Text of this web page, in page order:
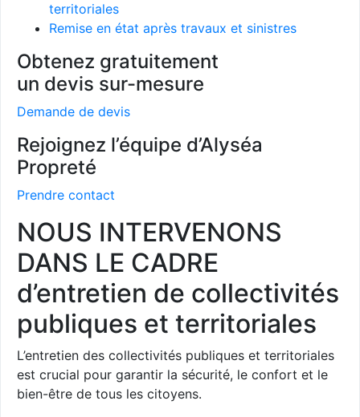
territoriales
Remise en état après travaux et sinistres
Obtenez gratuitement
un devis sur-mesure
Demande de devis
Rejoignez l’équipe d’Alyséa
Propreté
Prendre contact
NOUS INTERVENONS
DANS LE CADRE
d’entretien de collectivités
publiques et territoriales
L’entretien des collectivités publiques et territoriales
est crucial pour garantir la sécurité, le confort et le
bien-être de tous les citoyens.